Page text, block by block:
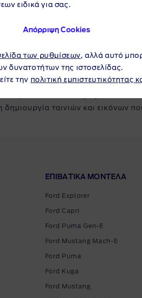
ειδικά για σας.
Απόρριψη Cookies
των ρυθμίσεων, αλλά αυτό
δυνατοτήτων της ιστοσελίδας.
την πολιτική εμπιστευτικότητας
πάντα το δικαίωμα να
στην παρούσα διαδικτυακή
εικόνων που παράγονται από
ταινιών και εικόνων
ΕΠΙΒΑΤΙΚΑ MΟΝΤΕΛΑ
Ford Explorer
Ford Capri
Ford Puma Gen-E
Ford Mustang Mach-E
Ford Puma
Ford Kuga
Ford Mustang